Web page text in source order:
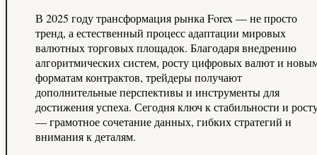
В 2025 году трансформация рынка Forex — не просто
тренд, а естественный процесс адаптации мировых
валютных торговых площадок. Благодаря внедрению
алгоритмических систем, росту цифровых валют и
форматам контрактов, трейдеры получают
дополнительные перспективы и инструменты для
достижения успеха. Сегодня ключ к стабильности и
— грамотное сочетание данных, гибких стратегий и
внимания к деталям.